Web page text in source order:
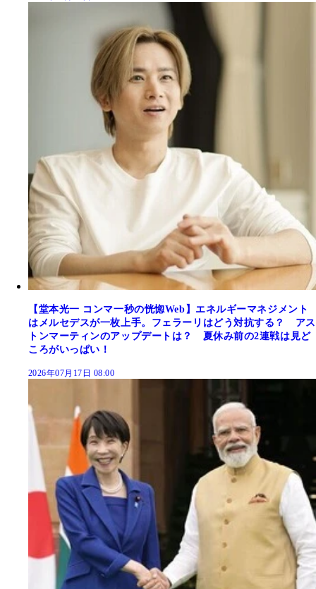
【堂本光一 コンマ一秒の恍惚Web】エネルギーマネジメント
はメルセデスが一枚上手。フェラーリはどう対抗する？ アス
トンマーティンのアップデートは？ 夏休み前の2連戦は見ど
ころがいっぱい！
2026年07月17日 08:00